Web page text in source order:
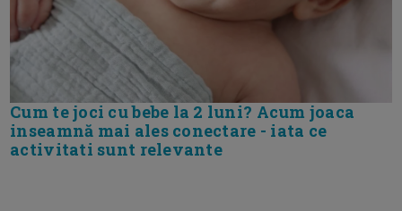
Cum te joci cu bebe la 2 luni? Acum joaca
inseamnă mai ales conectare - iata ce
activitati sunt relevante